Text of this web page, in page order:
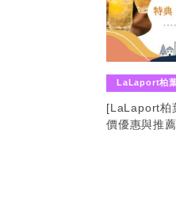
LaLaport柏
[LaLaport柏
價優惠與推